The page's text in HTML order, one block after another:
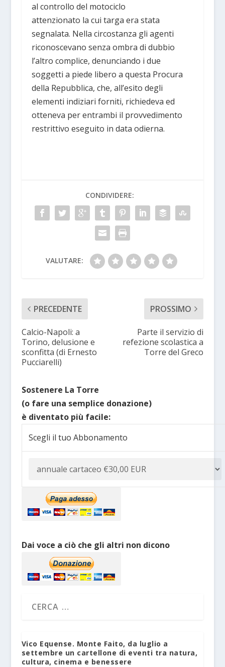
al controllo del motociclo
attenzionato la cui targa era stata
segnalata. Nella circostanza gli agenti
riconoscevano senza ombra di dubbio
l’altro complice, denunciando i due
soggetti a piede libero a questa Procura
della Repubblica, che, all’esito degli
elementi indiziari forniti, richiedeva ed
otteneva per entrambi il provvedimento
restrittivo eseguito in data odierna.
CONDIVIDERE:
VALUTARE:
PRECEDENTE
Calcio-Napoli: a
Torino, delusione e
sconfitta (di Ernesto
Pucciarelli)
PROSSIMO
Parte il servizio di
refezione scolastica a
Torre del Greco
Sostenere La Torre
(o fare una semplice donazione)
è diventato più facile:
Scegli il tuo Abbonamento
Dai voce a ciò che gli altri non dicono
Vico Equense. Monte Faito, da luglio a
settembre un cartellone di eventi tra natura,
cultura, cinema e benessere